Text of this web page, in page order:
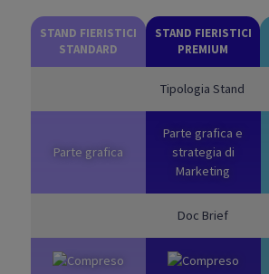
STAND FIERISTICI
STANDARD
STAND FIERISTICI
PREMIUM
Tipologia Stand
Parte grafica
Parte grafica e
strategia di
Marketing
Doc Brief